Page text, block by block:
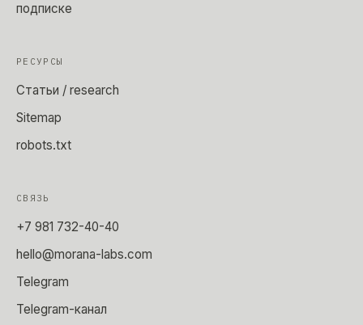
подписке
РЕСУРСЫ
Статьи / research
Sitemap
robots.txt
СВЯЗЬ
+7 981 732-40-40
hello@morana-labs.com
Telegram
Telegram-канал